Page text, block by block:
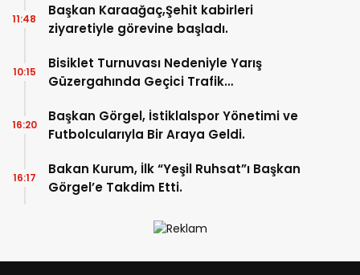
Başkan Karaağaç,Şehit kabirleri
ziyaretiyle görevine başladı.
11:48
Bisiklet Turnuvası Nedeniyle Yarış
Güzergahında Geçici Trafik
10:15
Başkan Görgel, İstiklalspor Yönetimi ve
Futbolcularıyla Bir Araya Geldi.
16:20
Bakan Kurum, İlk “Yeşil Ruhsat”ı Başkan
Görgel’e Takdim Etti.
16:17